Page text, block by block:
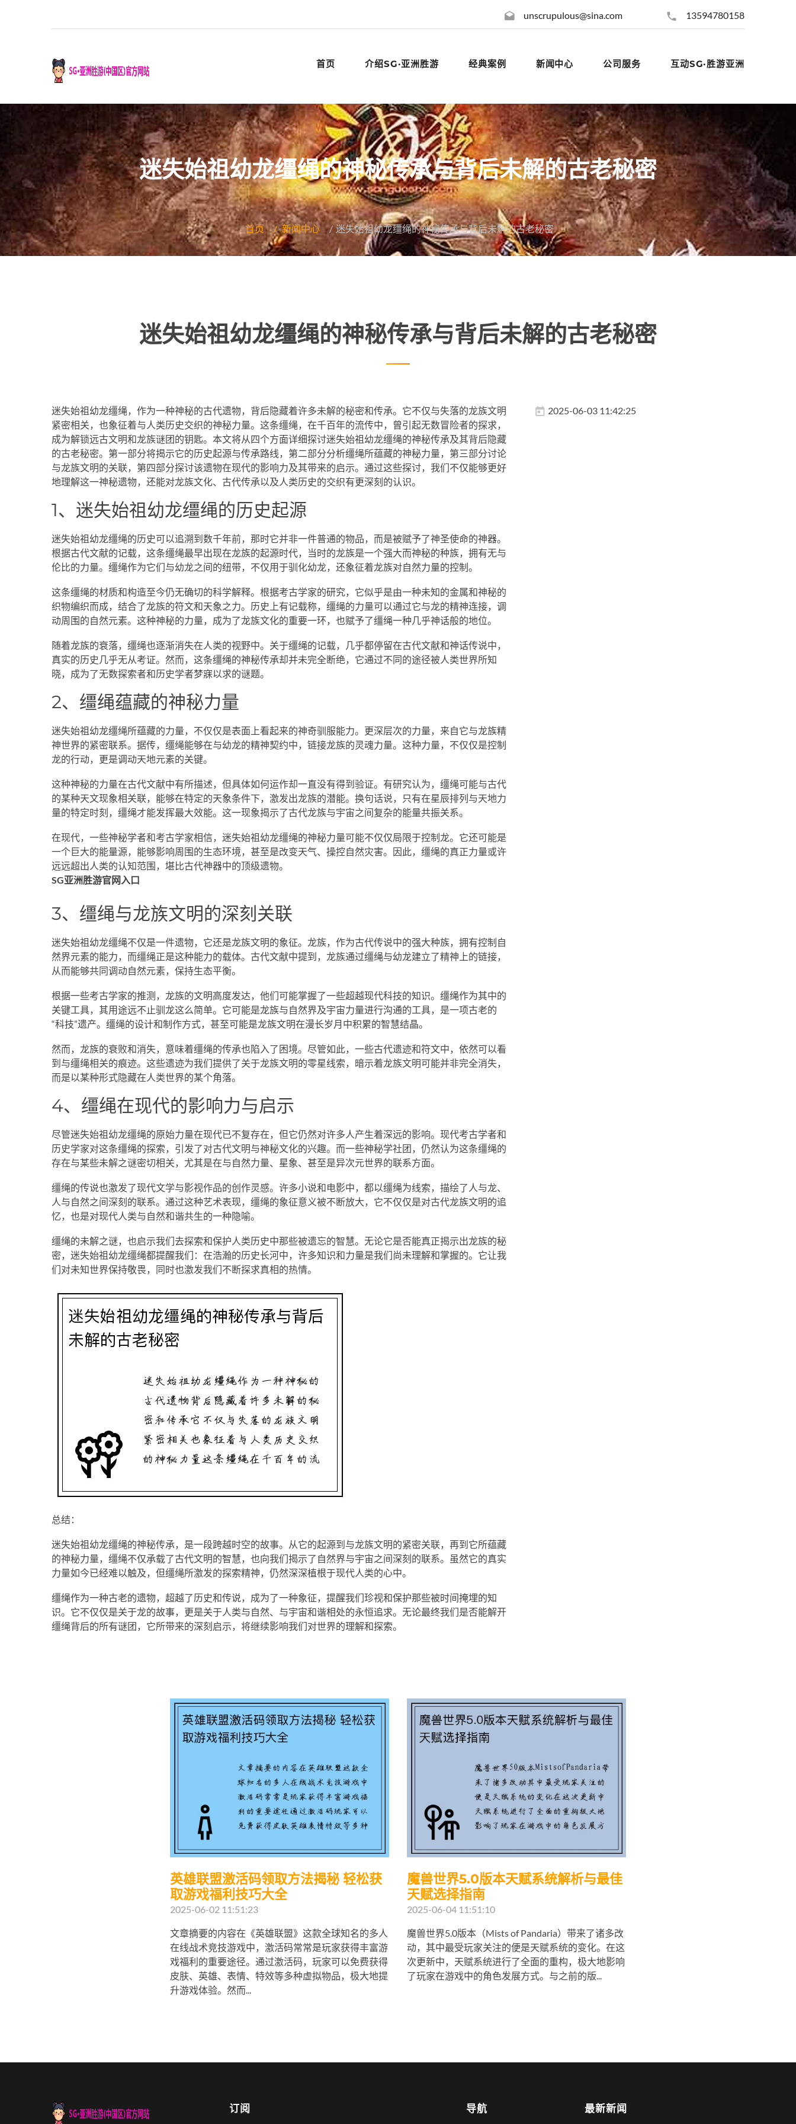
unscrupulous@sina.com 13594780158
首页 介绍SG·亚洲胜游 经典案例 新闻中心 公司服务 互动SG·胜游亚洲
迷失始祖幼龙缰绳的神秘传承与背后未解的古老秘密
首页 新闻中心 迷失始祖幼龙缰绳的神秘传承与背后未解的古老秘密
迷失始祖幼龙缰绳的神秘传承与背后未解的古老秘密
迷失始祖幼龙缰绳，作为一种神秘的古代遗物，背后隐藏着许多未解的秘密和传承。它不仅与失落的龙族文明
紧密相关，也象征着与人类历史交织的神秘力量。这条缰绳，在千百年的流传中，曾引起无数冒险者的探求，
成为解锁远古文明和龙族谜团的钥匙。本文将从四个方面详细探讨迷失始祖幼龙缰绳的神秘传承及其背后隐藏
的古老秘密。第一部分将揭示它的历史起源与传承路线，第二部分分析缰绳所蕴藏的神秘力量，第三部分讨论
与龙族文明的关联，第四部分探讨该遗物在现代的影响力及其带来的启示。通过这些探讨，我们不仅能够更好
地理解这一神秘遗物，还能对龙族文化、古代传承以及人类历史的交织有更深刻的认识。
1、迷失始祖幼龙缰绳的历史起源
迷失始祖幼龙缰绳的历史可以追溯到数千年前，那时它并非一件普通的物品，而是被赋予了神圣使命的神器。
根据古代文献的记载，这条缰绳最早出现在龙族的起源时代，当时的龙族是一个强大而神秘的种族，拥有无与
伦比的力量。缰绳作为它们与幼龙之间的纽带，不仅用于驯化幼龙，还象征着龙族对自然力量的控制。
这条缰绳的材质和构造至今仍无确切的科学解释。根据考古学家的研究，它似乎是由一种未知的金属和神秘的
织物编织而成，结合了龙族的符文和天象之力。历史上有记载称，缰绳的力量可以通过它与龙的精神连接，调
动周围的自然元素。这种神秘的力量，成为了龙族文化的重要一环，也赋予了缰绳一种几乎神话般的地位。
随着龙族的衰落，缰绳也逐渐消失在人类的视野中。关于缰绳的记载，几乎都停留在古代文献和神话传说中，
真实的历史几乎无从考证。然而，这条缰绳的神秘传承却并未完全断绝，它通过不同的途径被人类世界所知
晓，成为了无数探索者和历史学者梦寐以求的谜题。
2、缰绳蕴藏的神秘力量
迷失始祖幼龙缰绳所蕴藏的力量，不仅仅是表面上看起来的神奇驯服能力。更深层次的力量，来自它与龙族精
神世界的紧密联系。据传，缰绳能够在与幼龙的精神契约中，链接龙族的灵魂力量。这种力量，不仅仅是控制
龙的行动，更是调动天地元素的关键。
这种神秘的力量在古代文献中有所描述，但具体如何运作却一直没有得到验证。有研究认为，缰绳可能与古代
的某种天文现象相关联，能够在特定的天象条件下，激发出龙族的潜能。换句话说，只有在星辰排列与天地力
量的特定时刻，缰绳才能发挥最大效能。这一现象揭示了古代龙族与宇宙之间复杂的能量共振关系。
在现代，一些神秘学者和考古学家相信，迷失始祖幼龙缰绳的神秘力量可能不仅仅局限于控制龙。它还可能是
一个巨大的能量源，能够影响周围的生态环境，甚至是改变天气、操控自然灾害。因此，缰绳的真正力量或许
远远超出人类的认知范围，堪比古代神器中的顶级遗物。
SG亚洲胜游官网入口
3、缰绳与龙族文明的深刻关联
迷失始祖幼龙缰绳不仅是一件遗物，它还是龙族文明的象征。龙族，作为古代传说中的强大种族，拥有控制自
然界元素的能力，而缰绳正是这种能力的载体。古代文献中提到，龙族通过缰绳与幼龙建立了精神上的链接，
从而能够共同调动自然元素，保持生态平衡。
根据一些考古学家的推测，龙族的文明高度发达，他们可能掌握了一些超越现代科技的知识。缰绳作为其中的
关键工具，其用途远不止驯龙这么简单。它可能是龙族与自然界及宇宙力量进行沟通的工具，是一项古老的
“科技”遗产。缰绳的设计和制作方式，甚至可能是龙族文明在漫长岁月中积累的智慧结晶。
然而，龙族的衰败和消失，意味着缰绳的传承也陷入了困境。尽管如此，一些古代遗迹和符文中，依然可以看
到与缰绳相关的痕迹。这些遗迹为我们提供了关于龙族文明的零星线索，暗示着龙族文明可能并非完全消失，
而是以某种形式隐藏在人类世界的某个角落。
4、缰绳在现代的影响力与启示
尽管迷失始祖幼龙缰绳的原始力量在现代已不复存在，但它仍然对许多人产生着深远的影响。现代考古学者和
历史学家对这条缰绳的探索，引发了对古代文明与神秘文化的兴趣。而一些神秘学社团，仍然认为这条缰绳的
存在与某些未解之谜密切相关，尤其是在与自然力量、星象、甚至是异次元世界的联系方面。
缰绳的传说也激发了现代文学与影视作品的创作灵感。许多小说和电影中，都以缰绳为线索，描绘了人与龙、
人与自然之间深刻的联系。通过这种艺术表现，缰绳的象征意义被不断放大，它不仅仅是对古代龙族文明的追
忆，也是对现代人类与自然和谐共生的一种隐喻。
缰绳的未解之谜，也启示我们去探索和保护人类历史中那些被遗忘的智慧。无论它是否能真正揭示出龙族的秘
密，迷失始祖幼龙缰绳都提醒我们：在浩瀚的历史长河中，许多知识和力量是我们尚未理解和掌握的。它让我
们对未知世界保持敬畏，同时也激发我们不断探求真相的热情。
总结：
迷失始祖幼龙缰绳的神秘传承，是一段跨越时空的故事。从它的起源到与龙族文明的紧密关联，再到它所蕴藏
的神秘力量，缰绳不仅承载了古代文明的智慧，也向我们揭示了自然界与宇宙之间深刻的联系。虽然它的真实
力量如今已经难以触及，但缰绳所激发的探索精神，仍然深深植根于现代人类的心中。
缰绳作为一种古老的遗物，超越了历史和传说，成为了一种象征，提醒我们珍视和保护那些被时间掩埋的知
识。它不仅仅是关于龙的故事，更是关于人类与自然、与宇宙和谐相处的永恒追求。无论最终我们是否能解开
缰绳背后的所有谜团，它所带来的深刻启示，将继续影响我们对世界的理解和探索。
2025-06-03 11:42:25
英雄联盟激活码领取方法揭秘 轻松获
取游戏福利技巧大全
2025-06-02 11:51:23
文章摘要的内容在《英雄联盟》这款全球知名的多人
在线战术竞技游戏中，激活码常常是玩家获得丰富游
戏福利的重要途径。通过激活码，玩家可以免费获得
皮肤、英雄、表情、特效等多种虚拟物品，极大地提
升游戏体验。然而...
魔兽世界5.0版本天赋系统解析与最佳
天赋选择指南
2025-06-04 11:51:10
魔兽世界5.0版本（Mists of Pandaria）带来了诸多改
动，其中最受玩家关注的便是天赋系统的变化。在这
次更新中，天赋系统进行了全面的重构，极大地影响
了玩家在游戏中的角色发展方式。与之前的版...
最新新闻
导航
订阅